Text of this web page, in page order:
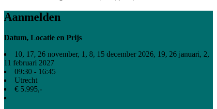
Aanmelden
Datum, Locatie en Prijs
10, 17, 26 november, 1, 8, 15 december 2026, 19, 26 januari, 2,
11 februari 2027
09:30 - 16:45
Utrecht
€ 5.995,-